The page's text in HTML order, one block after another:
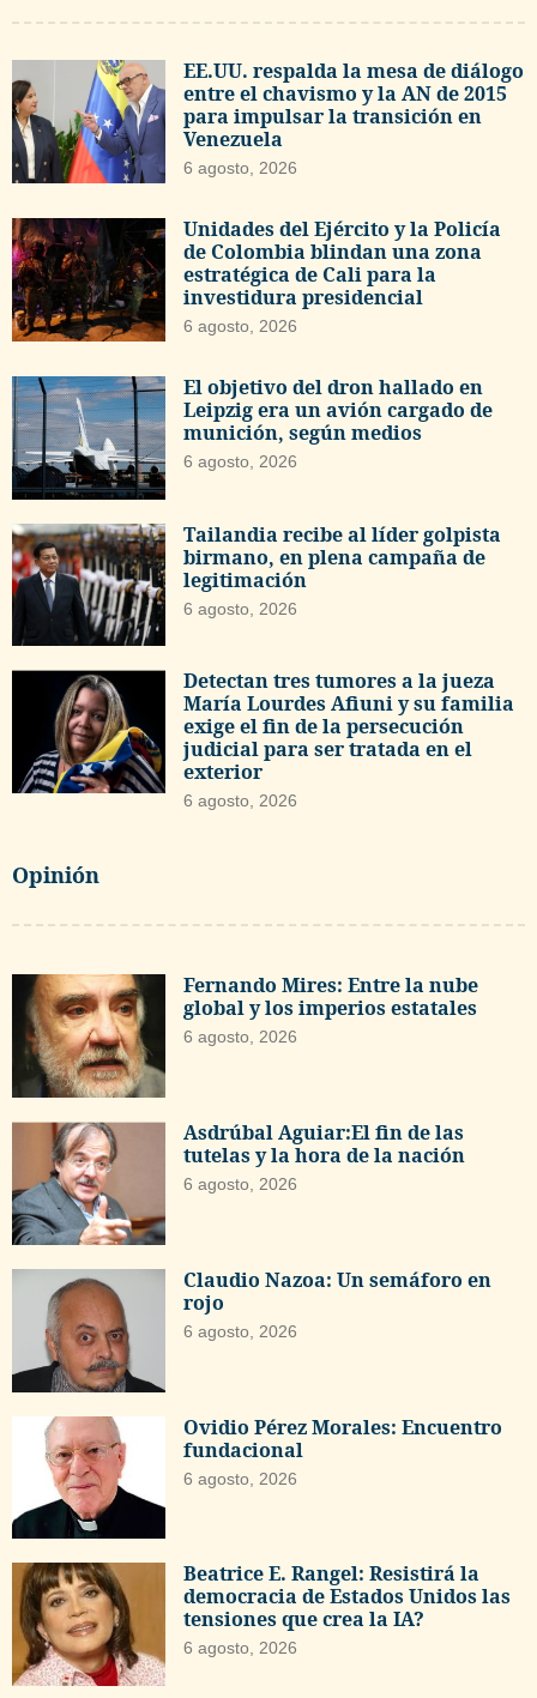
EE.UU. respalda la mesa de diálogo
entre el chavismo y la AN de 2015
para impulsar la transición en
Venezuela
6 agosto, 2026
Unidades del Ejército y la Policía
de Colombia blindan una zona
estratégica de Cali para la
investidura presidencial
6 agosto, 2026
El objetivo del dron hallado en
Leipzig era un avión cargado de
munición, según medios
6 agosto, 2026
Tailandia recibe al líder golpista
birmano, en plena campaña de
legitimación
6 agosto, 2026
Detectan tres tumores a la jueza
María Lourdes Afiuni y su familia
exige el fin de la persecución
judicial para ser tratada en el
exterior
6 agosto, 2026
Opinión
Fernando Mires: Entre la nube
global y los imperios estatales
6 agosto, 2026
Asdrúbal Aguiar:El fin de las
tutelas y la hora de la nación
6 agosto, 2026
Claudio Nazoa: Un semáforo en
rojo
6 agosto, 2026
Ovidio Pérez Morales: Encuentro
fundacional
6 agosto, 2026
Beatrice E. Rangel: Resistirá la
democracia de Estados Unidos las
tensiones que crea la IA?
6 agosto, 2026